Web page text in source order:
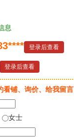
息
登录后查看
登录后查看
看铺、询价、给我留言
女士